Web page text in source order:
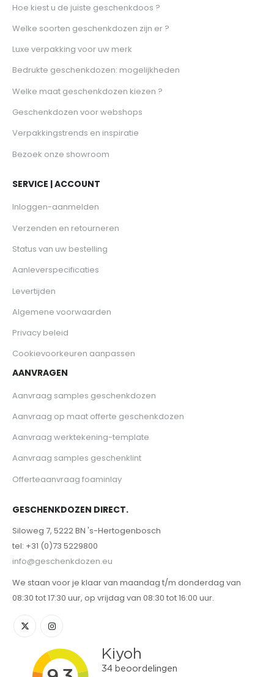
Hoe kiest u de juiste geschenkdoos ?
Welke soorten geschenkdozen zijn er ?
Luxe verpakking voor uw merk
Bedrukte geschenkdozen: mogelijkheden
Welke maat geschenkdozen kiezen ?
Geschenkdozen voor webshops
Verpakkingstrends en inspiratie
Bezoek onze showroom
SERVICE | ACCOUNT
Inloggen-aanmelden
Verzenden en retourneren
Status van uw bestelling
Aanleverspecificaties
Levertijden
Algemene voorwaarden
Privacy beleid
Cookievoorkeuren aanpassen
AANVRAGEN
Aanvraag samples geschenkdozen
Aanvraag op maat offerte geschenkdozen
Aanvraag werktekening-template
Aanvraag samples geschenklint
Offerteaanvraag foaminlay
GESCHENKDOZEN DIRECT.
Siloweg 7, 5222 BN 's-Hertogenbosch
tel: +31 (0)73 5229800
info@geschenkdozen.eu
We staan voor je klaar van maandag t/m donderdag van
08:30 tot 17:30 uur, op vrijdag van 08:30 tot 16:00 uur.